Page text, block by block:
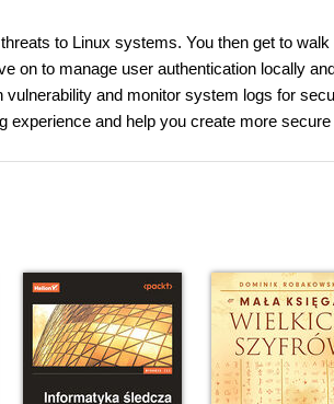
to Linux systems. You then get to walk
on to manage user authentication locally
and monitor system logs for
experience and help you create more secure